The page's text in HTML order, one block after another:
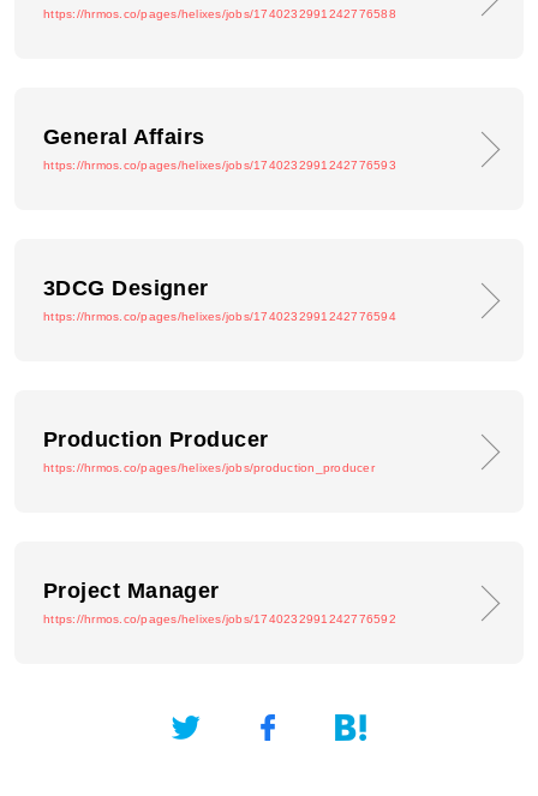
https://hrmos.co/pages/helixes/jobs/1740232991242776588
General Affairs
https://hrmos.co/pages/helixes/jobs/1740232991242776593
3DCG Designer
https://hrmos.co/pages/helixes/jobs/1740232991242776594
Production Producer
https://hrmos.co/pages/helixes/jobs/production_producer
Project Manager
https://hrmos.co/pages/helixes/jobs/1740232991242776592